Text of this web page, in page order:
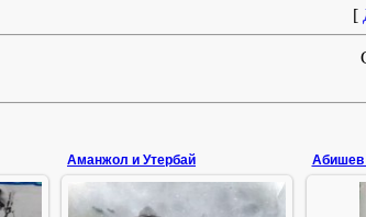
[
Аманжол и Утербай